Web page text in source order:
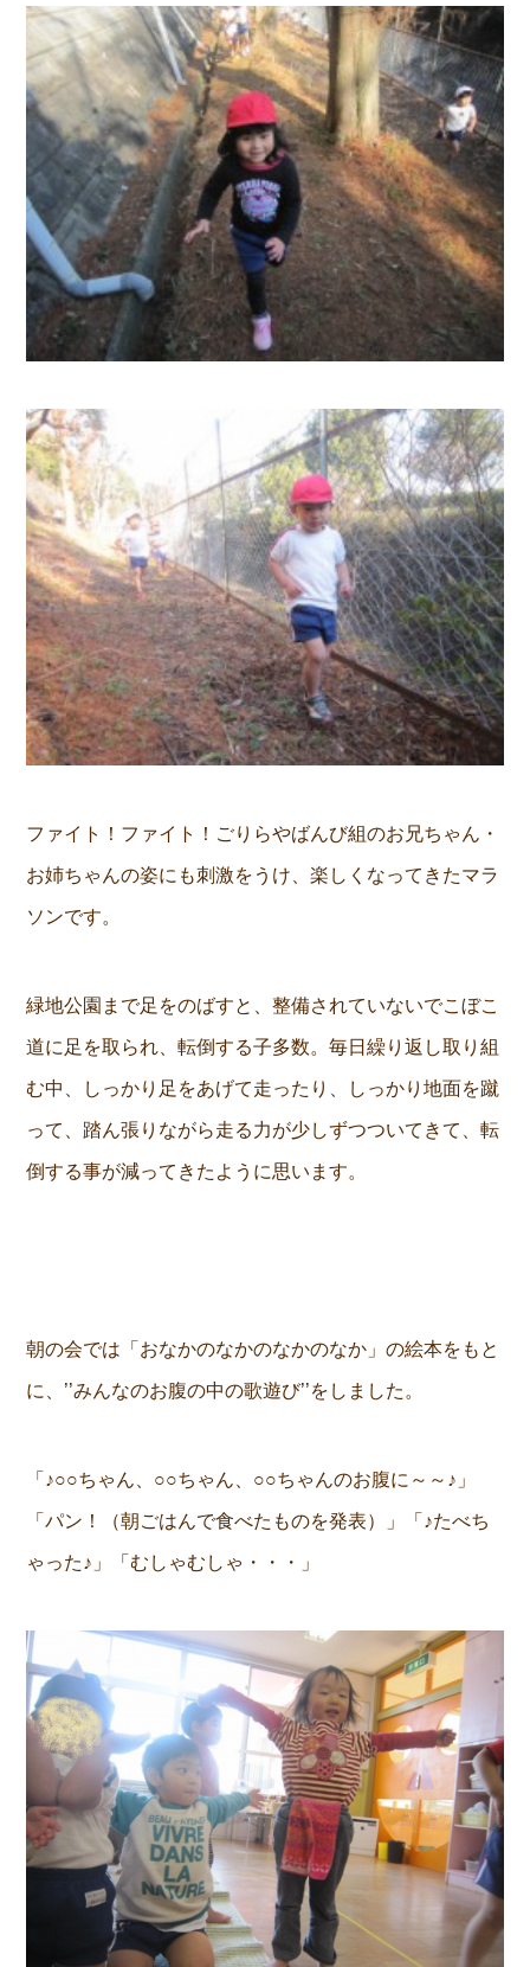
ファイト！ファイト！ごりらやばんび組のお兄ちゃん・
お姉ちゃんの姿にも刺激をうけ、楽しくなってきたマラ
ソンです。
緑地公園まで足をのばすと、整備されていないでこぼこ
道に足を取られ、転倒する子多数。毎日繰り返し取り組
む中、しっかり足をあげて走ったり、しっかり地面を蹴
って、踏ん張りながら走る力が少しずつついてきて、転
倒する事が減ってきたように思います。
朝の会では「おなかのなかのなかのなか」の絵本をもと
に、’’みんなのお腹の中の歌遊び’’をしました。
「♪○○ちゃん、○○ちゃん、○○ちゃんのお腹に～～♪」
「パン！（朝ごはんで食べたものを発表）」「♪たべち
ゃった♪」「むしゃむしゃ・・・」